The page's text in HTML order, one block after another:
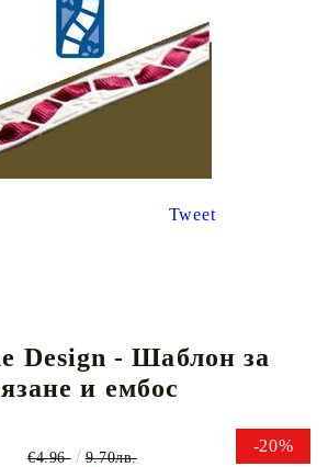
Tweet
Design - Шаблон за
и ембос
-20%
€4.96 9.70лв.